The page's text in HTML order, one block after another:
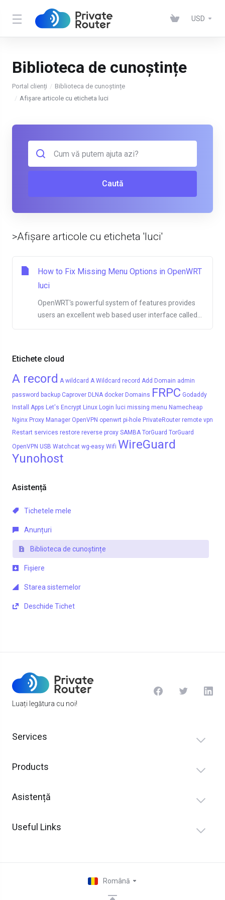
USD
Biblioteca de cunoștințe
Portal clienți
Biblioteca de cunoștințe
Afișare articole cu eticheta luci
Etichete cloud
A record A wildcard A Wildcard record Add Domain admin
password backup Caprover DLNA docker Domains FRPC Godaddy
Install Apps Let's Encrypt Linux Login luci missing menu Namecheap
Nginx Proxy Manager OpenVPN openwrt pi-hole PrivateRouter remote vpn
Restart services restore reverse proxy SAMBA TorGuard TorGuard
OpenVPN USB Watchcat wg-easy Wifi WireGuard
Yunohost
Asistență
Tichetele mele
Anunțuri
Biblioteca de cunoștințe
Fișiere
Starea sistemelor
Deschide Tichet
Caută
>Afișare articole cu eticheta 'luci'
How to Fix Missing Menu Options in OpenWRT
luci
OpenWRT's powerful system of features provides
users an excellent web based user interface called...
Luați legătura cu noi!
Services
Products
Asistență
Useful Links
Română